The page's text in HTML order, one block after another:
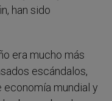
han sido
era mucho más
escándalos,
mundial y